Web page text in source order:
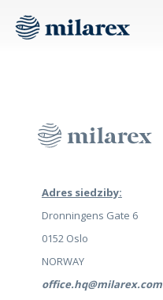
Adres siedziby:
Dronningens Gate 6
0152 Oslo
NORWAY
office.hq@milarex.com